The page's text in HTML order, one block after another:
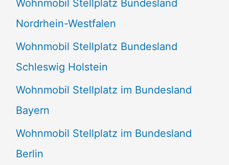
n
a
c
h
:
Wohnmobil Stellplatz Bundesland
Nordrhein-Westfalen
Wohnmobil Stellplatz Bundesland
Schleswig Holstein
Wohnmobil Stellplatz im Bundesland
Bayern
Wohnmobil Stellplatz im Bundesland
Berlin